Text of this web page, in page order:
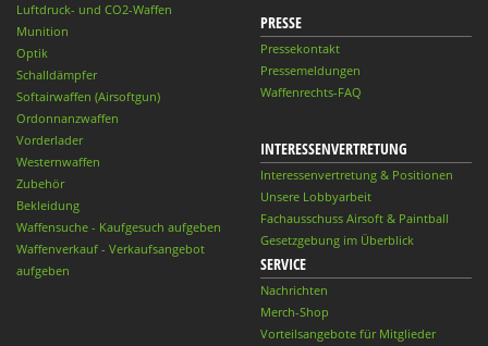
Luftdruck- und CO2-Waffen
Munition
Optik
Schalldämpfer
Softairwaffen (Airsoftgun)
Ordonnanzwaffen
Vorderlader
Westernwaffen
Zubehör
Bekleidung
Waffensuche - Kaufgesuch aufgeben
Waffenverkauf - Verkaufsangebot
aufgeben
PRESSE
Pressekontakt
Pressemeldungen
Waffenrechts-FAQ
INTERESSENVERTRETUNG
Interessenvertretung & Positionen
Unsere Lobbyarbeit
Fachausschuss Airsoft & Paintball
Gesetzgebung im Überblick
SERVICE
Nachrichten
Merch-Shop
Vorteilsangebote für Mitglieder